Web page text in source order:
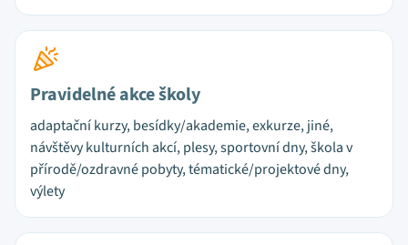
Pravidelné akce školy
adaptační kurzy, besídky/akademie, exkurze, jiné,
návštěvy kulturních akcí, plesy, sportovní dny, škola v
přírodě/ozdravné pobyty, tématické/projektové dny,
výlety